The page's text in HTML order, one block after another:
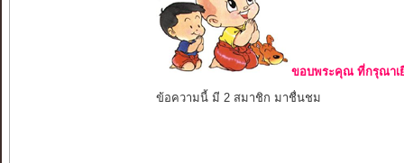
ขอบพระคุณ ที่กรุณาเ
ข้อความนี้ มี 2 สมาชิก มาชื่นชม